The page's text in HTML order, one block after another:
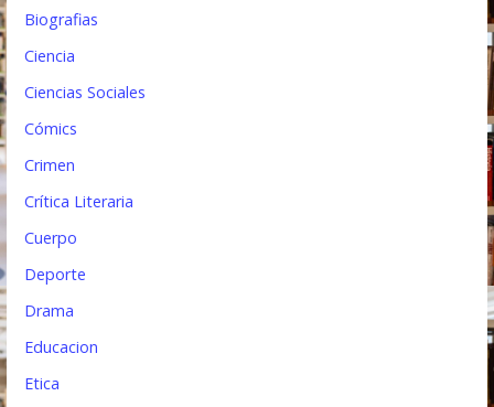
Biografias
Ciencia
Ciencias Sociales
Cómics
Crimen
Crítica Literaria
Cuerpo
Deporte
Drama
Educacion
Etica